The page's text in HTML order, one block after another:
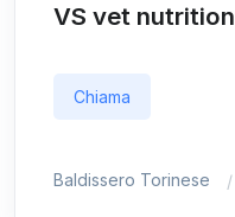
VS vet nutrition
Chiama
Baldissero Torinese